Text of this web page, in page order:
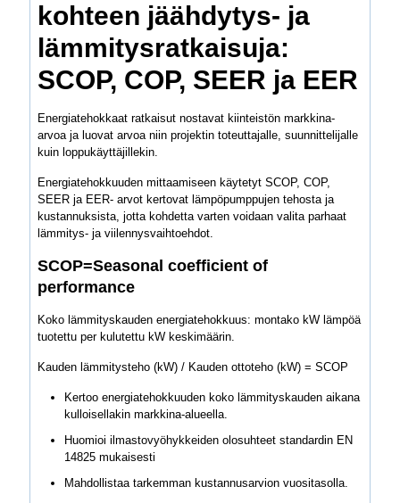
kohteen jäähdytys- ja
lämmitysratkaisuja:
SCOP, COP, SEER ja EER
Energiatehokkaat ratkaisut nostavat kiinteistön markkina-
arvoa ja luovat arvoa niin projektin toteuttajalle, suunnittelijalle
kuin loppukäyttäjillekin.
Energiatehokkuuden mittaamiseen käytetyt SCOP, COP,
SEER ja EER- arvot kertovat lämpöpumppujen tehosta ja
kustannuksista, jotta kohdetta varten voidaan valita parhaat
lämmitys- ja viilennysvaihtoehdot.
SCOP=Seasonal coefficient of
performance
Koko lämmityskauden energiatehokkuus: montako kW lämpöä
tuotettu per kulutettu kW keskimäärin.
Kauden lämmitysteho (kW) / Kauden ottoteho (kW) = SCOP
Kertoo energiatehokkuuden koko lämmityskauden aikana
kulloisellakin markkina-alueella.
Huomioi ilmastovyöhykkeiden olosuhteet standardin EN
14825 mukaisesti
Mahdollistaa tarkemman kustannusarvion vuositasolla.